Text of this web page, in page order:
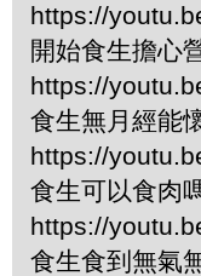
https://
開始食生擔心
https://
食生無月經能
https://
食生可以食肉
https://
食生食到無氣